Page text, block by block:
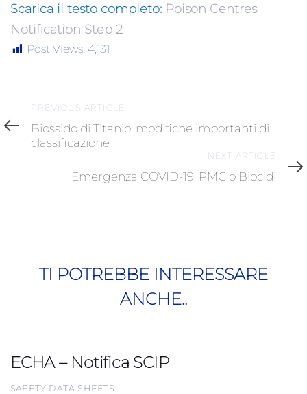
Scarica il testo completo: Poison Centres
Notification Step 2
Post Views: 4,131
Previous
Article
PREVIOUS ARTICLE
Biossido di Titanio: modifiche importanti di
classificazione
Article
NEXT ARTICLE
Emergenza COVID-19: PMC o Biocidi
TI POTREBBE INTERESSARE
ANCHE..
ECHA – Notifica SCIP
SAFETY DATA SHEETS